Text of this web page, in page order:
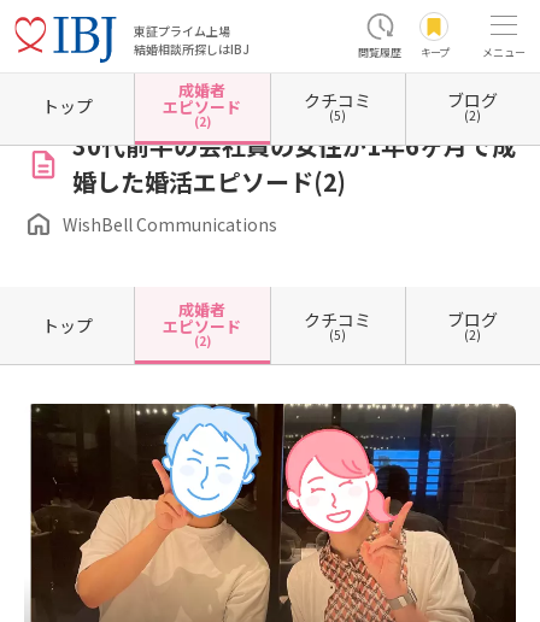
東証プライム上場
結婚相談所探しはIBJ
閲覧履歴 キープ メニュー
ホーム 東京都の結婚相談所 東京都杉並区 WishBell Communications 成婚者エピソ
30代前半の会社員の女性が1年6ヶ月で成
婚した婚活エピソード(2)
WishBell Communications
トップ
成婚者
エピソード
(2)
クチコミ
(5)
ブログ
(2)
トップ
成婚者
エピソード
(2)
クチコミ
(5)
ブログ
(2)